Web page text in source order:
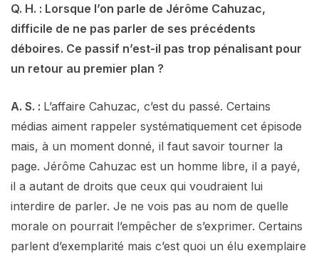
Q. H. : Lorsque l’on parle de Jérôme Cahuzac,
difficile de ne pas parler de ses précédents
déboires. Ce passif n’est-il pas trop pénalisant pour
un retour au premier plan ?
A. S. : L’affaire Cahuzac, c’est du passé. Certains
médias aiment rappeler systématiquement cet épisode
mais, à un moment donné, il faut savoir tourner la
page. Jérôme Cahuzac est un homme libre, il a payé,
il a autant de droits que ceux qui voudraient lui
interdire de parler. Je ne vois pas au nom de quelle
morale on pourrait l’empêcher de s’exprimer. Certains
parlent d’exemplarité mais c’est quoi un élu exemplaire